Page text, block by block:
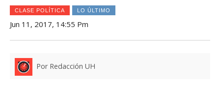
CLASE POLÍTICA LO ÚLTIMO
Jun 11, 2017, 14:55 Pm
Por Redacción UH